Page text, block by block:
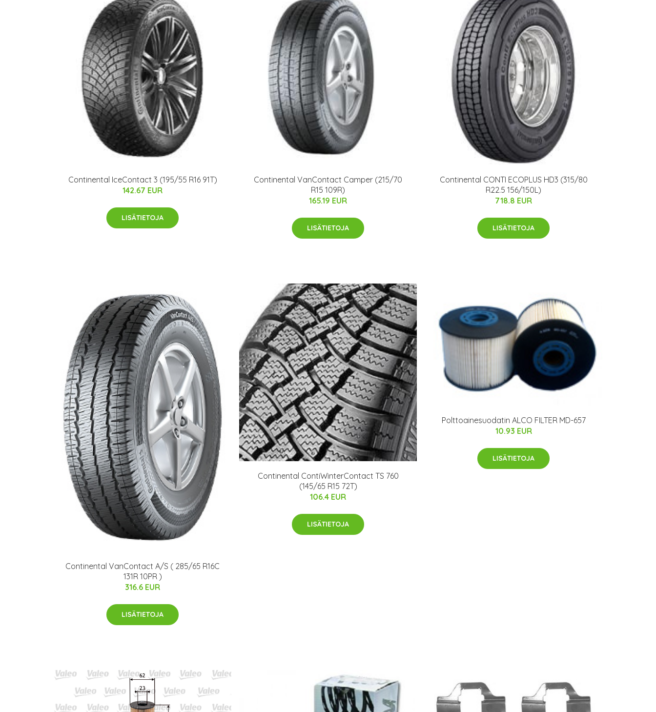
Continental IceContact 3 (195/55 R16 91T)
142.67 EUR
LISÄTIETOJA
Continental VanContact Camper (215/70
R15 109R)
165.19 EUR
LISÄTIETOJA
Continental CONTI ECOPLUS HD3 (315/80
R22.5 156/150L)
718.8 EUR
LISÄTIETOJA
Continental VanContact A/S ( 285/65 R16C
131R 10PR )
316.6 EUR
LISÄTIETOJA
Continental ContiWinterContact TS 760
(145/65 R15 72T)
106.4 EUR
LISÄTIETOJA
Polttoainesuodatin ALCO FILTER MD-657
10.93 EUR
LISÄTIETOJA